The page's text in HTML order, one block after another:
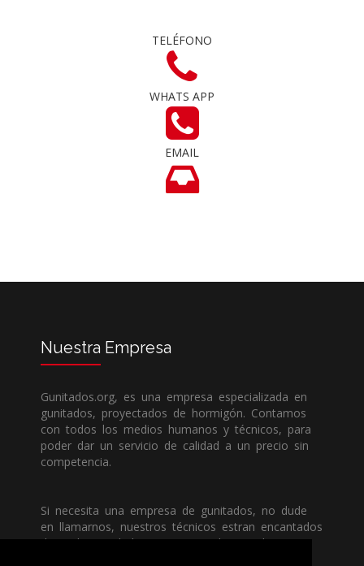
TELÉFONO
WHATS APP
EMAIL
Nuestra Empresa
Gunitados.org, es una empresa especializada en
gunitados, proyectados de hormigón. Contamos
con todos los medios humanos y técnicos, para
poder dar un servicio de calidad a un precio sin
competencia.
Si necesita una empresa de gunitados, no dude
en llamarnos, nuestros técnicos estran encantados
de poder ayudarle, ya sea usted particular o